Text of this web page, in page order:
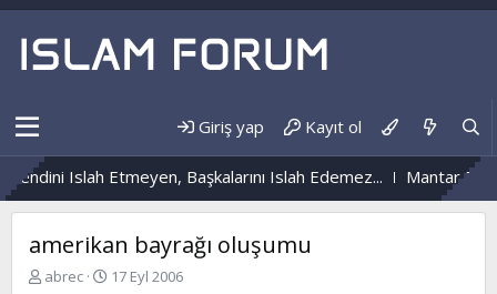
Giriş yap Kayıt ol
Islah Etmeyen, Başkalarını Islah Edemez... Mantar
amerikan bayrağı oluşumu
K
abrec
B17 Eyl 2006